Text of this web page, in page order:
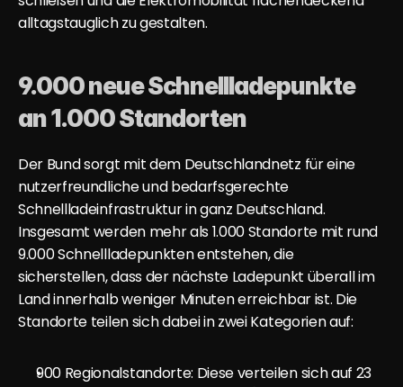
alltagstauglich zu gestalten.
9.000 neue Schnellladepunkte
an 1.000 Standorten
Der Bund sorgt mit dem Deutschlandnetz für eine
nutzerfreundliche und bedarfsgerechte
Schnellladeinfrastruktur in ganz Deutschland.
9.000 Schnellladepunkten entstehen, die
sicherstellen, dass der nächste Ladepunkt überall im
Land innerhalb weniger Minuten erreichbar ist. Die
Standorte teilen sich dabei in zwei Kategorien auf:
900 Regionalstandorte: Diese verteilen sich auf 23